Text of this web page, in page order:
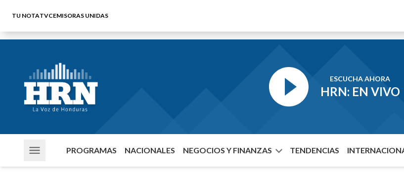
TU NOTATVCEMISORAS UNIDAS
ESCUCHA AHORA
HRN: EN VIVO
PROGRAMAS NACIONALES NEGOCIOS Y FINANZAS TENDENCIAS